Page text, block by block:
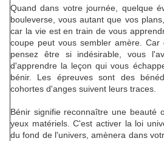
Quand dans votre journée, quelque
bouleverse, vous autant que vos
car la vie est en train de vous
coupe peut vous sembler amère. Car
pensez être si indésirable, vous
d'apprendre la leçon qui vous
bénir. Les épreuves sont des
cohortes d'anges suivent leurs traces.
Bénir signifie reconnaître une beauté
yeux matériels. C'est activer la loi
du fond de l'univers, amènera dans